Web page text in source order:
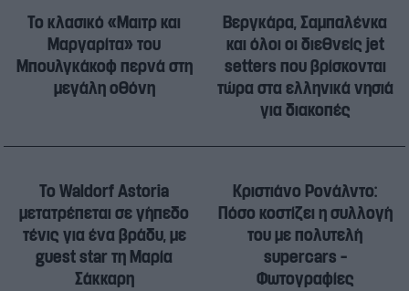
Το κλασικό «Μαιτρ και
Μαργαρίτα» του
Μπουλγκάκοφ περνά στη
μεγάλη οθόνη
Βεργκάρα, Σαμπαλένκα
και όλοι οι διεθνείς jet
setters που βρίσκονται
τώρα στα ελληνικά νησιά
για διακοπές
Το Waldorf Astoria
μετατρέπεται σε γήπεδο
τένις για ένα βράδυ, με
guest star τη Μαρία
Σάκκαρη
Κριστιάνο Ρονάλντο:
Πόσο κοστίζει η συλλογή
του με πολυτελή
supercars –
Φωτογραφίες